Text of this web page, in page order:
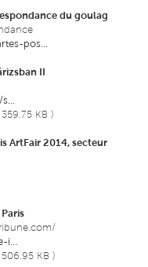
du goulag
pos...
II
KB )
ArtFair 2014, secteur
i...
506.95 KB )